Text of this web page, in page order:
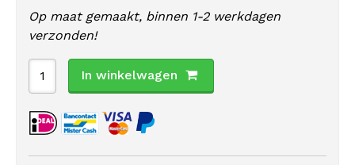
Op maat gemaakt, binnen 1-2 werkdagen
verzonden!
In winkelwagen